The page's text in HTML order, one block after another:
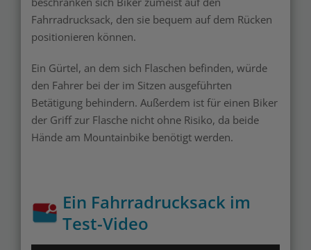
Fahrradrucksack, den sie bequem auf dem Rücken
positionieren können.
Ein Gürtel, an dem sich Flaschen befinden, würde
den Fahrer bei der im Sitzen ausgeführten
Betätigung behindern. Außerdem ist für einen Biker
der Griff zur Flasche nicht ohne Risiko, da beide
Hände am Mountainbike benötigt werden.
Ein Fahrradrucksack im
Test-Video